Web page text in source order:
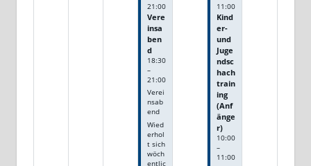
21:00
Vere
insa
ben
d
18:30
–
21:00
Verei
nsab
end
Wied
erhol
t sich
wöch
entlic
11:00
Kind
er-
und
Juge
ndsc
hach
train
ing
(Anf
änge
r)
10:00
–
11:00